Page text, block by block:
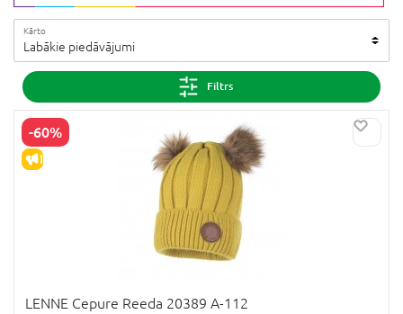
Kārto
Labākie piedāvājumi
Filtrs
-60%
IZPĀRDOŠANA
LENNE Cepure Reeda 20389 A-112